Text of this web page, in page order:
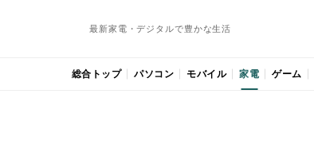
最新家電・デジタルで豊かな生活
総合トップ パソコン モバイル 家電 ゲーム